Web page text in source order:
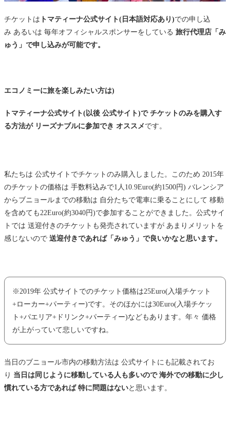
チケットは トマティーナ公式サイト(日本語対応あり)での申し込
み あるいは 毎年オフィシャルスポンサーをしている 旅行代理店「み
ゅう」で申し込みが可能です。
エコノミーに旅を楽しみたい方は)
トマティーナ公式サイト(以後 公式サイト)で チケットのみを購入す
る方法が リーズナブルに参加でき オススメです。
私たちは 公式サイトでチケットのみ購入しました。このため 2015年
のチケットの価格は 手数料込みで1人10.9Euro(約1500円) バレンシア
からブニョールまでの移動は 自分たちで電車に乗ることにして 移動
を含めても22Euro(約3040円)で参加することができました。公式サイ
トでは 送迎付きのチケットも発売されていますが あまりメリットを
感じないので 送迎付きであれば「みゅう」で良いかなと思います。
※2019年 公式サイトでのチケット価格は25Euro(入場チケット
+ローカー+パーティー)です。そのほかには30Euro(入場チケッ
ト+パエリア+ドリンク+パーティー)などもあります。年々 価格
が上がっていて悲しいですね。
当日のブニョール市内の移動方法は 公式サイトにも記載されてお
り 当日は同じように移動している人も多いので 海外での移動に少し
慣れている方であれば 特に問題はないと思います。